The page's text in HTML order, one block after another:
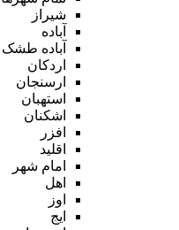
شیراز
آباده
آباده طشک
اردکان
ارسنجان
استهبان
اشکنان
افزر
اقلید
امام شهر
اهل
اوز
ایج